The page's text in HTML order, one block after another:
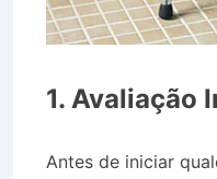
1. Avaliação
Antes de iniciar